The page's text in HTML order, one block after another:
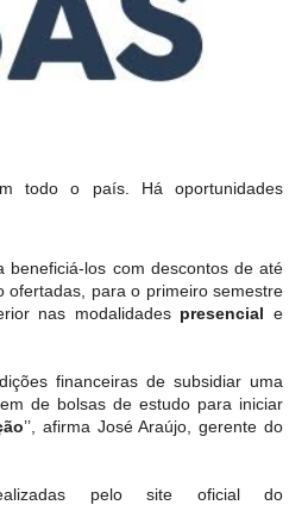
todo o país. Há oportunidades
los com descontos de até
ofertadas, para o primeiro semestre
nas modalidades presencial e
financeiras de subsidiar uma
de bolsas de estudo para iniciar
’’, afirma José Araújo, gerente do
pelo site oficial do